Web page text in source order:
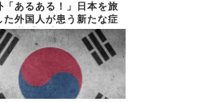
「あるある！」日本を旅
た外国人が患う新たな症
状「日本後P...